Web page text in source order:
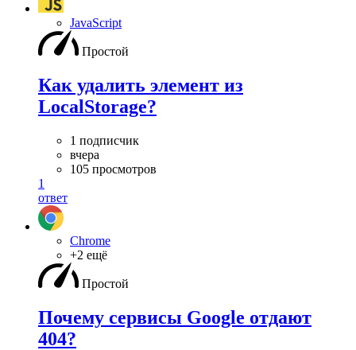
JavaScript
Простой
Как удалить элемент из
LocalStorage?
1 подписчик
вчера
105 просмотров
1
ответ
Chrome
+2 ещё
Простой
Почему сервисы Google отдают
404?